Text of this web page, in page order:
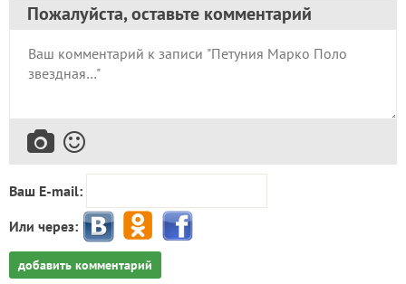
Пожалуйста, оставьте комментарий
Ваш E-mail:
Или через:
добавить комментарий